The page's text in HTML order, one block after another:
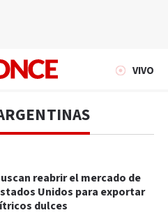
VIVO
reabrir el mercado de
Unidos para exportar
dulces